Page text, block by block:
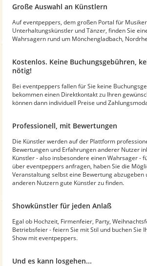
Große Auswahl an Künstlern
Auf eventpeppers, dem großen Portal für
Unterhaltungskünstler und Tänzer, finden Sie
Wahrsagern rund um Mönchengladbach,
Kostenlos. Keine Buchungsgebühren,
nötig!
Bei eventpeppers fallen für Sie keine
bekommen einen Direktkontakt zu Ihren
können dann individuell Preise und
Professionell, mit Bewertungen
Die Künstler werden auf der Plattform
Bewertungen und Erfahrungen anderer Nutzer
Künstler - also insbesondere einen Wahrsager -
über eventpeppers anfragen, haben Sie die
Veranstaltung selbst eine Bewertung abzugeben
anderen Nutzern gute Künstler zu finden.
Showkünstler für jeden Anlaß
Egal ob Hochzeit, Firmenfeier, Party,
Betriebsfeier - feiern Sie mit Stil und buchen Sie
Show mit eventpeppers.
Und es kann losgehen...